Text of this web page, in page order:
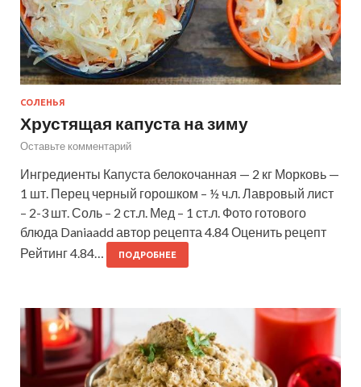
СОЛЕНЬЯ
Хрустящая капуста на зиму
Оставьте комментарий
Ингредиенты Капуста белокочанная — 2 кг Морковь —
1 шт. Перец черный горошком – ½ ч.л. Лавровый лист
– 2-3 шт. Соль – 2 ст.л. Мед – 1 ст.л. Фото готового
блюда Daniaadd автор рецепта 4.84 Оценить рецепт
Рейтинг 4.84…
ПОДРОБНЕЕ